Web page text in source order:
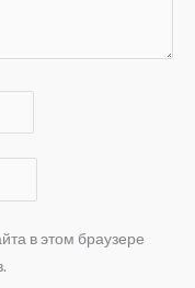
в этом браузере